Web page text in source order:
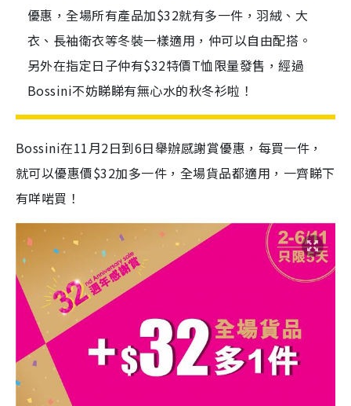
優惠，全場所有產品加$32就有多一件，羽絨、大
衣、長袖衛衣等冬裝一樣適用，仲可以自由配搭。
另外在指定日子仲有$32特價T恤限量發售，經過
Bossini不妨睇睇有無心水的秋冬衫啦！
Bossini在11月2日到6日舉辦感謝賞優惠，每買一件，
就可以優惠價$32加多一件，全場貨品都適用，一齊睇下
有咩啱買！